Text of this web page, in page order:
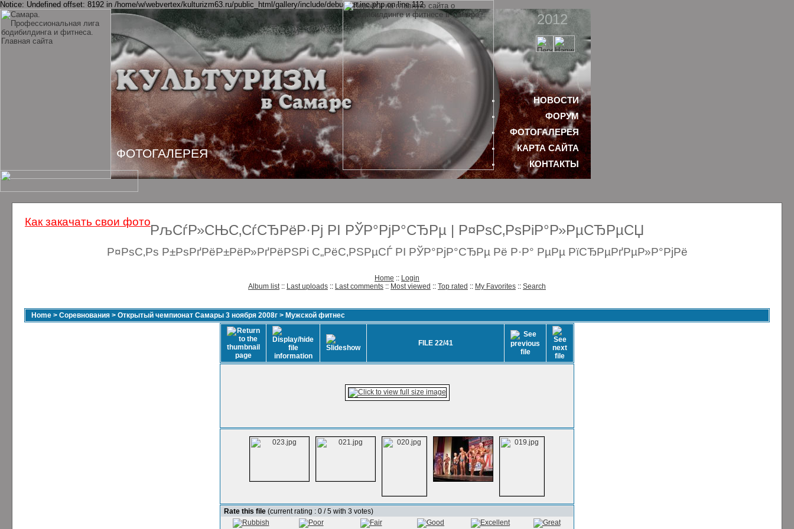
Notice: Undefined offset: 8192 in /home/w/webvertex/kulturizm63.ru/public_html/gallery/include/debugger.inc.php on line 112
РљСѓР»СЊС‚СѓСЂРёР·Рј РІ РЎР°РјР°СЂРµ | Р¤РѕС‚РѕРіР°Р»РµСЂРµСЏ
Р¤РѕС‚Рѕ Р±РѕРґРёР±РёР»РґРёРЅРі С„РёС‚РЅРµСЃ РІ РЎР°РјР°СЂРµ Рё Р·Р° РµРµ РїСЂРµРґРµР»Р°РјРё
Home :: Login
Album list:: Last uploads :: Last comments :: Most viewed :: Top rated :: My Favorites :: Search
Home > Соревнования > Открытый чемпионат Самары 3 ноября 2008г > Мужской фитнес
FILE 22/41
Rate this file (current rating : 0 / 5 with 3 votes)
2012
НОВОСТИ
ФОРУМ
ФОТОГАЛЕРЕЯ
КАРТА САЙТА
КОНТАКТЫ
ФОТОГАЛЕРЕЯ
Как закачать свои фото